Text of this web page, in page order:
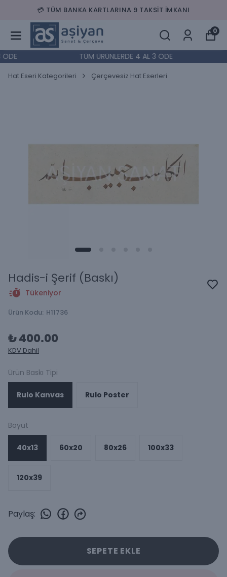
💳 TÜM BANKA KARTLARINA 9 TAKSİT İMKANI
0
TÜM ÜRÜNLERDE 4 AL 3 ÖDE
Hat Eseri Kategorileri Çerçevesiz Hat Eserleri
Hadis-i Şerif (Baskı)
Tükeniyor
Ürün Kodu: H11736
₺ 400.00
KDV Dahil
Ürün Baskı Tipi
Rulo Kanvas Rulo Poster
Boyut
40x13 60x20 80x26 100x33
120x39
Paylaş:
SEPETE EKLE